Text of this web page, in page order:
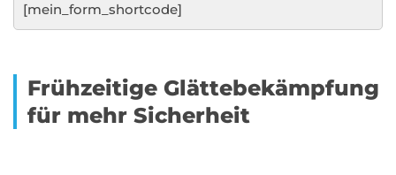
[mein_form_shortcode]
Frühzeitige Glättebekämpfung
für mehr Sicherheit